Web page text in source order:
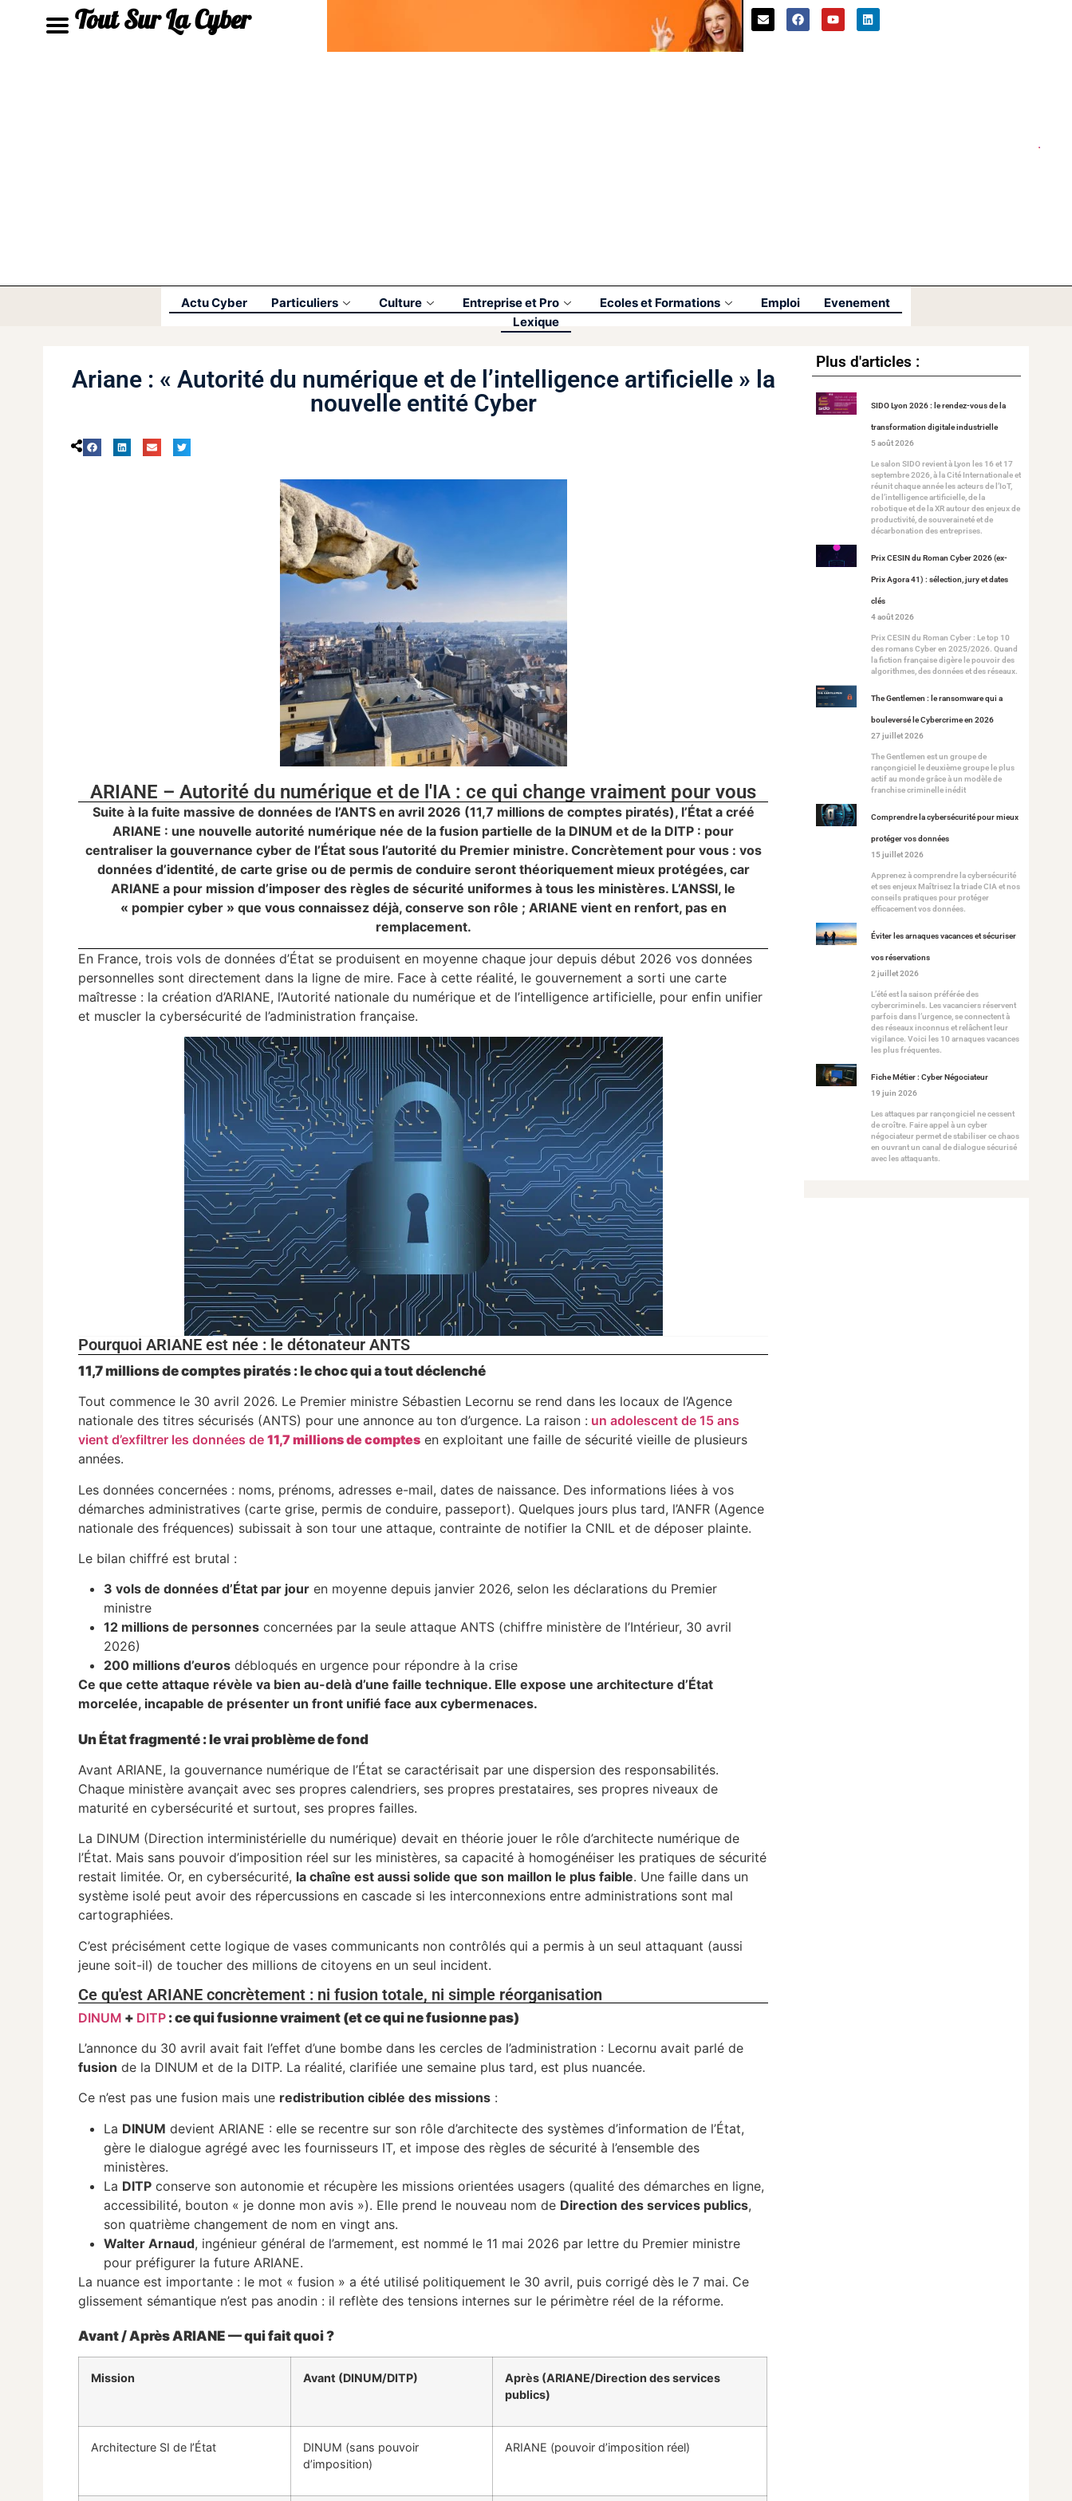
Tout Sur La Cyber
Actu Cyber Particuliers Culture Entreprise et Pro Ecoles et Formations Emploi
Evenement
Lexique
Ariane : « Autorité du numérique et de l’intelligence artificielle » la
nouvelle entité Cyber
ARIANE – Autorité du numérique et de l'IA : ce qui change vraiment pour vous
Suite à la fuite massive de données de l’ANTS en avril 2026 (11,7 millions de comptes piratés), l’État a créé
ARIANE : une nouvelle autorité numérique née de la fusion partielle de la DINUM et de la DITP : pour
centraliser la gouvernance cyber de l’État sous l’autorité du Premier ministre. Concrètement pour vous : vos
données d’identité, de carte grise ou de permis de conduire seront théoriquement mieux protégées, car
ARIANE a pour mission d’imposer des règles de sécurité uniformes à tous les ministères. L’ANSSI, le
« pompier cyber » que vous connaissez déjà, conserve son rôle ; ARIANE vient en renfort, pas en
remplacement.
En France, trois vols de données d’État se produisent en moyenne chaque jour depuis début 2026 vos données
personnelles sont directement dans la ligne de mire. Face à cette réalité, le gouvernement a sorti une carte
maîtresse : la création d’ARIANE, l’Autorité nationale du numérique et de l’intelligence artificielle, pour enfin unifier
et muscler la cybersécurité de l’administration française.
Pourquoi ARIANE est née : le détonateur ANTS
11,7 millions de comptes piratés : le choc qui a tout déclenché
Tout commence le 30 avril 2026. Le Premier ministre Sébastien Lecornu se rend dans les locaux de l’Agence
nationale des titres sécurisés (ANTS) pour une annonce au ton d’urgence. La raison : un adolescent de 15 ans
vient d’exfiltrer les données de11,7 millions de comptes en exploitant une faille de sécurité vieille de plusieurs
années.
Les données concernées : noms, prénoms, adresses e-mail, dates de naissance. Des informations liées à vos
démarches administratives (carte grise, permis de conduire, passeport). Quelques jours plus tard, l’ANFR (Agence
nationale des fréquences) subissait à son tour une attaque, contrainte de notifier la CNIL et de déposer plainte.
Le bilan chiffré est brutal :
3 vols de données d’État par jour en moyenne depuis janvier 2026, selon les déclarations du Premier
ministre
12 millions de personnes concernées par la seule attaque ANTS (chiffre ministère de l’Intérieur, 30 avril
2026)
200 millions d’euros débloqués en urgence pour répondre à la crise
Ce que cette attaque révèle va bien au-delà d’une faille technique. Elle expose une architecture d’État
morcelée, incapable de présenter un front unifié face aux cybermenaces.
Un État fragmenté : le vrai problème de fond
Avant ARIANE, la gouvernance numérique de l’État se caractérisait par une dispersion des responsabilités.
Chaque ministère avançait avec ses propres calendriers, ses propres prestataires, ses propres niveaux de
maturité en cybersécurité et surtout, ses propres failles.
La DINUM (Direction interministérielle du numérique) devait en théorie jouer le rôle d’architecte numérique de
l’État. Mais sans pouvoir d’imposition réel sur les ministères, sa capacité à homogénéiser les pratiques de sécurité
restait limitée. Or, en cybersécurité, la chaîne est aussi solide que son maillon le plus faible. Une faille dans un
système isolé peut avoir des répercussions en cascade si les interconnexions entre administrations sont mal
cartographiées.
C’est précisément cette logique de vases communicants non contrôlés qui a permis à un seul attaquant (aussi
jeune soit-il) de toucher des millions de citoyens en un seul incident.
Ce qu'est ARIANE concrètement : ni fusion totale, ni simple réorganisation
DINUM + DITP : ce qui fusionne vraiment (et ce qui ne fusionne pas)
L’annonce du 30 avril avait fait l’effet d’une bombe dans les cercles de l’administration : Lecornu avait parlé de
fusion de la DINUM et de la DITP. La réalité, clarifiée une semaine plus tard, est plus nuancée.
Ce n’est pas une fusion mais une redistribution ciblée des missions :
La DINUM devient ARIANE : elle se recentre sur son rôle d’architecte des systèmes d’information de l’État,
gère le dialogue agrégé avec les fournisseurs IT, et impose des règles de sécurité à l’ensemble des
ministères.
La DITP conserve son autonomie et récupère les missions orientées usagers (qualité des démarches en ligne,
accessibilité, bouton « je donne mon avis »). Elle prend le nouveau nom de Direction des services publics,
son quatrième changement de nom en vingt ans.
Walter Arnaud, ingénieur général de l’armement, est nommé le 11 mai 2026 par lettre du Premier ministre
pour préfigurer la future ARIANE.
La nuance est importante : le mot « fusion » a été utilisé politiquement le 30 avril, puis corrigé dès le 7 mai. Ce
glissement sémantique n’est pas anodin : il reflète des tensions internes sur le périmètre réel de la réforme.
Avant / Après ARIANE — qui fait quoi ?
Mission Avant (DINUM/DITP)
Après (ARIANE/Direction des services
publics)
Architecture SI de l’État
DINUM (sans pouvoir
d’imposition)
ARIANE (pouvoir d’imposition réel)
Plus d'articles :
SIDO Lyon 2026 : le rendez-vous de la
transformation digitale industrielle
5 août 2026
Le salon SIDO revient à Lyon les 16 et 17
septembre 2026, à la Cité Internationale et
réunit chaque année les acteurs de l’IoT,
de l’intelligence artificielle, de la
robotique et de la XR autour des enjeux de
productivité, de souveraineté et de
décarbonation des entreprises.
Prix CESIN du Roman Cyber 2026 (ex-
Prix Agora 41) : sélection, jury et dates
clés
4 août 2026
Prix CESIN du Roman Cyber : Le top 10
des romans Cyber en 2025/2026. Quand
la fiction française digère le pouvoir des
algorithmes, des données et des réseaux.
The Gentlemen : le ransomware qui a
bouleversé le Cybercrime en 2026
27 juillet 2026
The Gentlemen est un groupe de
rançongiciel le deuxième groupe le plus
actif au monde grâce à un modèle de
franchise criminelle inédit
Comprendre la cybersécurité pour mieux
protéger vos données
15 juillet 2026
Apprenez à comprendre la cybersécurité
et ses enjeux Maîtrisez la triade CIA et nos
conseils pratiques pour protéger
efficacement vos données.
Éviter les arnaques vacances et sécuriser
vos réservations
2 juillet 2026
L’été est la saison préférée des
cybercriminels. Les vacanciers réservent
parfois dans l’urgence, se connectent à
des réseaux inconnus et relâchent leur
vigilance. Voici les 10 arnaques vacances
les plus fréquentes.
Fiche Métier : Cyber Négociateur
19 juin 2026
Les attaques par rançongiciel ne cessent
de croître. Faire appel à un cyber
négociateur permet de stabiliser ce chaos
en ouvrant un canal de dialogue sécurisé
avec les attaquants.